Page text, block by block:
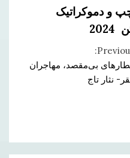
و دموکراتیک
2024
بی‌مقصد، مهاجران
نثار تاج